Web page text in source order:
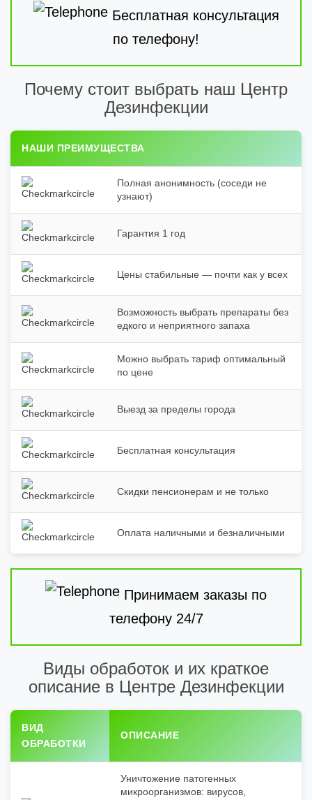
Бесплатная консультация
по телефону!
Почему стоит выбрать наш Центр
Дезинфекции
НАШИ ПРЕИМУЩЕСТВА
Полная анонимность (соседи не
узнают)
Гарантия 1 год
Цены стабильные — почти как у всех
Возможность выбрать препараты без
едкого и неприятного запаха
Можно выбрать тариф оптимальный
по цене
Выезд за пределы города
Бесплатная консультация
Скидки пенсионерам и не только
Оплата наличными и безналичными
Принимаем заказы по
телефону 24/7
Виды обработок и их краткое
описание в Центре Дезинфекции
ВИД
ОБРАБОТКИ
ОПИСАНИЕ
Уничтожение патогенных
микроорганизмов: вирусов,